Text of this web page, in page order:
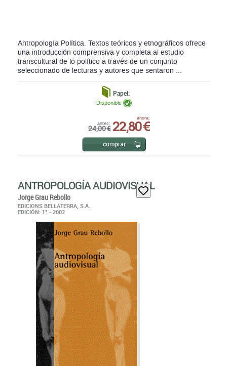
Antropología Política. Textos teóricos y etnográficos ofrece
una introducción comprensiva y completa al estudio
transcultural de lo político a través de un conjunto
seleccionado de lecturas y autores que sentaron ...
Papel:
antes:
24,00 €
ahora:
22,80 €
Disponible
comprar
ANTROPOLOGÍA AUDIOVISUAL
Jorge Grau Rebollo
EDICIONS BELLATERRA, S.A.
EDICIÓN: 1ª - 2002